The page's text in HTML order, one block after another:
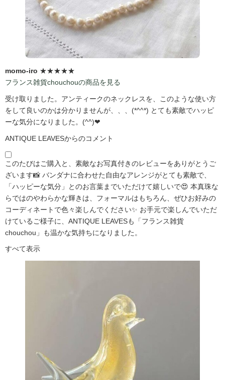
momo-iro ★★★★★
フランス雑貨chouchouの商品を見る
受け取りました。アンティークのネックレスを、このような使い方
をして良いのかは分かりませんが、、、(*^^*) とても素敵でハッピ
ーな気分になりました。(^^)❤
ANTIQUE LEAVESからのコメント
このたびはご購入と、素敵なお写真付きのレビューをありがとうご
ざいます📸 バンダナに合わせた自由なアレンジがとても素敵で、
「ハッピーな気分」とのお言葉までいただけて嬉しいで😍 本真珠な
らではのやわらかな輝きは、フォーマルはもちろん、ぜひお好みの
コーディネートで色々楽しんでください✨ お手元で楽しんでいただ
けているご様子に、ANTIQUE LEAVESも「フランス雑貨
chouchou」も温かな気持ちになりました。
すべて表示